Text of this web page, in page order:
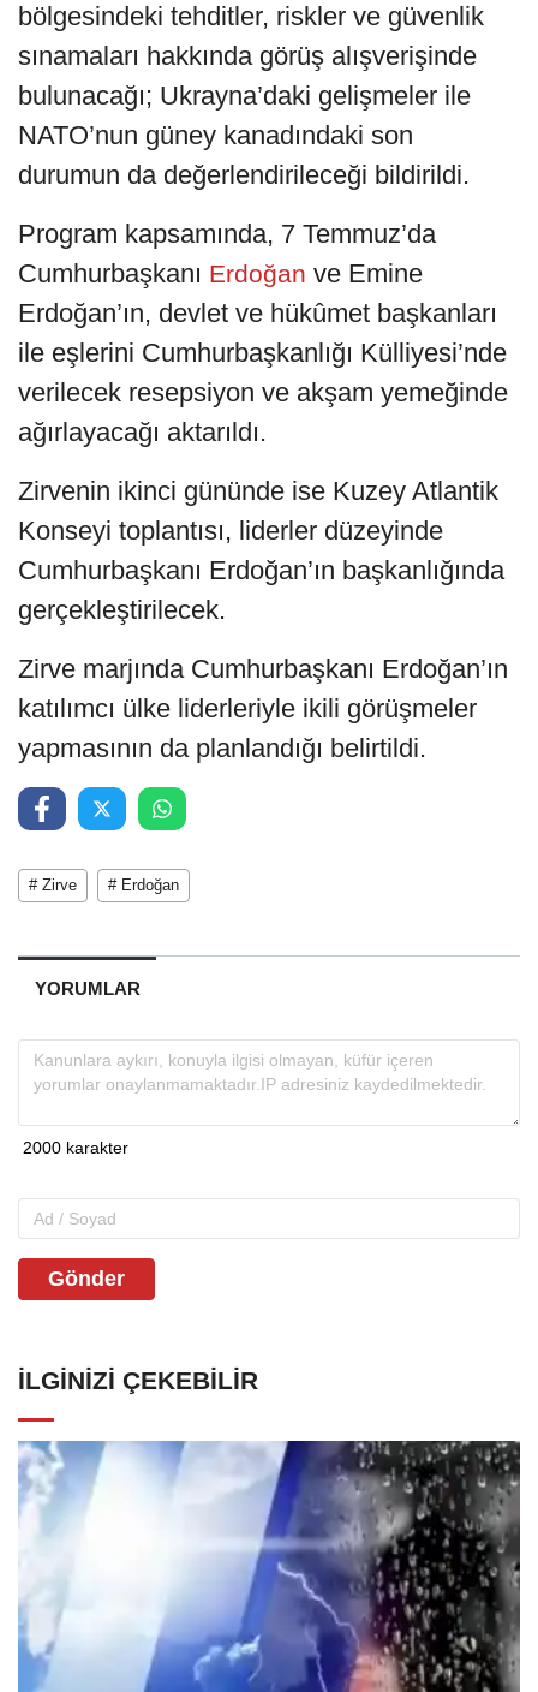
bölgesindeki tehditler, riskler ve güvenlik
sınamaları hakkında görüş alışverişinde
bulunacağı; Ukrayna’daki gelişmeler ile
NATO’nun güney kanadındaki son
durumun da değerlendirileceği bildirildi.
Program kapsamında, 7 Temmuz’da
Cumhurbaşkanı Erdoğan ve Emine
Erdoğan’ın, devlet ve hükûmet başkanları
ile eşlerini Cumhurbaşkanlığı Külliyesi’nde
verilecek resepsiyon ve akşam yemeğinde
ağırlayacağı aktarıldı.
Zirvenin ikinci gününde ise Kuzey Atlantik
Konseyi toplantısı, liderler düzeyinde
Cumhurbaşkanı Erdoğan’ın başkanlığında
gerçekleştirilecek.
Zirve marjında Cumhurbaşkanı Erdoğan’ın
katılımcı ülke liderleriyle ikili görüşmeler
yapmasının da planlandığı belirtildi.
# Zirve # Erdoğan
YORUMLAR
Gönder
İLGINIZI ÇEKEBILIR